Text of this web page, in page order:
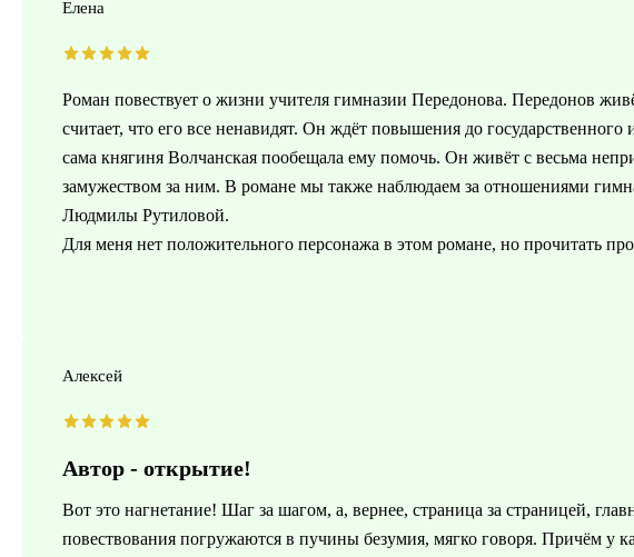
Елена
Роман повествует о жизни учителя гимназии Передонова. Передонов
считает, что его все ненавидят. Он ждёт повышения до государственного
сама княгиня Волчанская пообещала ему помочь. Он живёт с весьма
замужеством за ним. В романе мы также наблюдаем за отношениями
Людмилы Рутиловой.
Для меня нет положительного персонажа в этом романе, но прочитать
Алексей
Автор - открытие!
Вот это нагнетание! Шаг за шагом, а, вернее, страница за страницей,
повествования погружаются в пучины безумия, мягко говоря. Причём у